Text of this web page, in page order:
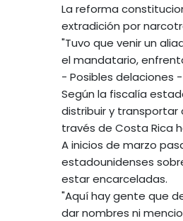
La reforma
extradición por
"Tuvo que venir un
el mandatario,
- Posibles delaciones -
Según la fiscalía
distribuir y
través de Costa Rica
A inicios de marzo
estadounidenses
estar encarceladas.
"Aquí hay gente que
dar nombres ni